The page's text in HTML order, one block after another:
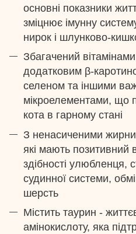
основні показники
зміцнює імунну
нирок і шлунково-
Збагачений
додатковим β-
селеном та іншими
мікроелементами, що
кота в гарному стані
З ненасиченими
які мають позитивний
здібності улюбленця,
судинної системи,
шерсть
Містить таурин -
амінокислоту, яка